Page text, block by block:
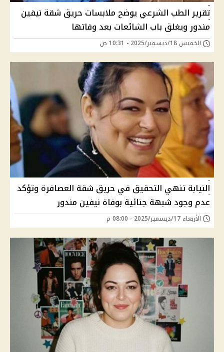
تقرير الطب الشرعي يوضح ملابسات حريق شقة نيفين
مندور ويغلق باب الشائعات بعد وفاتها
الخميس 18/ديسمبر/2025 - 10:31 ص
النيابة تنهي التحقيق في حريق شقة العصافرة وتؤكد
عدم وجود شبهة جنائية بوفاة نيفين مندور
الأربعاء 17/ديسمبر/2025 - 08:00 م